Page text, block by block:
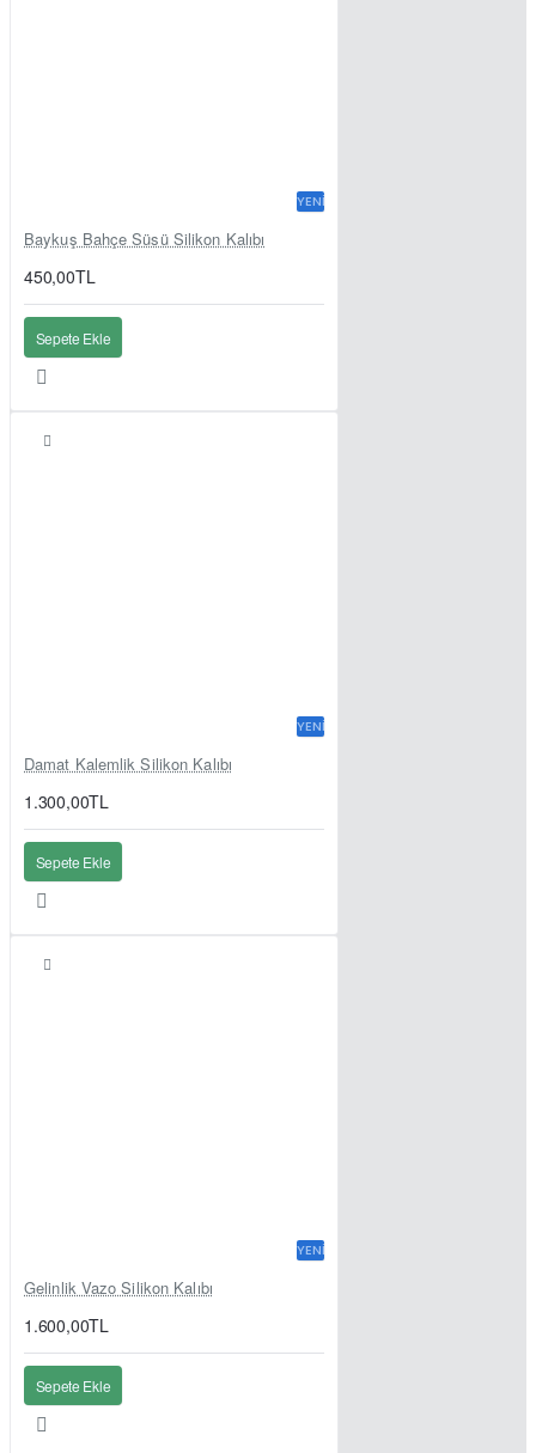
YENI
Baykuş Bahçe Süsü Silikon Kalıbı
450,00TL
Sepete Ekle
YENI
Damat Kalemlik Silikon Kalıbı
1.300,00TL
Sepete Ekle
YENI
Gelinlik Vazo Silikon Kalıbı
1.600,00TL
Sepete Ekle